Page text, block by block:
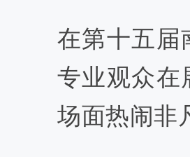
在第十五届
专业观众在
场面热闹非